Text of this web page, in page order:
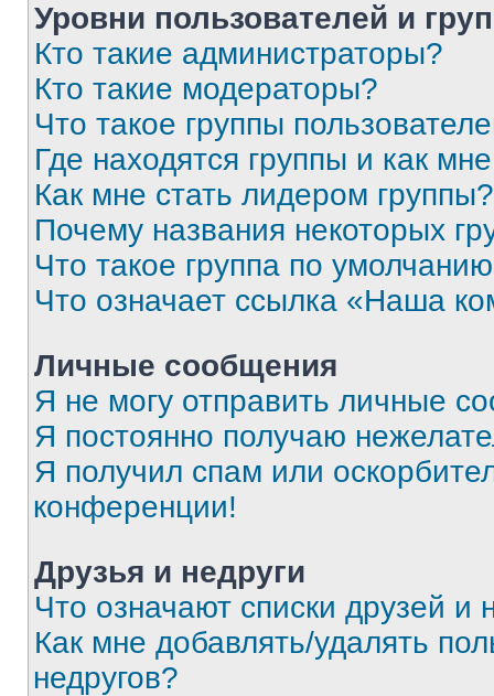
Уровни пользователей и
Кто такие администраторы?
Кто такие модераторы?
Что такое группы
Где находятся группы и как
Как мне стать лидером группы?
Почему названия некоторых
Что такое группа по
Что означает ссылка «Наша
Личные сообщения
Я не могу отправить личные
Я постоянно получаю
Я получил спам или
конференции!
Друзья и недруги
Что означают списки друзей и
Как мне добавлять/удалять
недругов?